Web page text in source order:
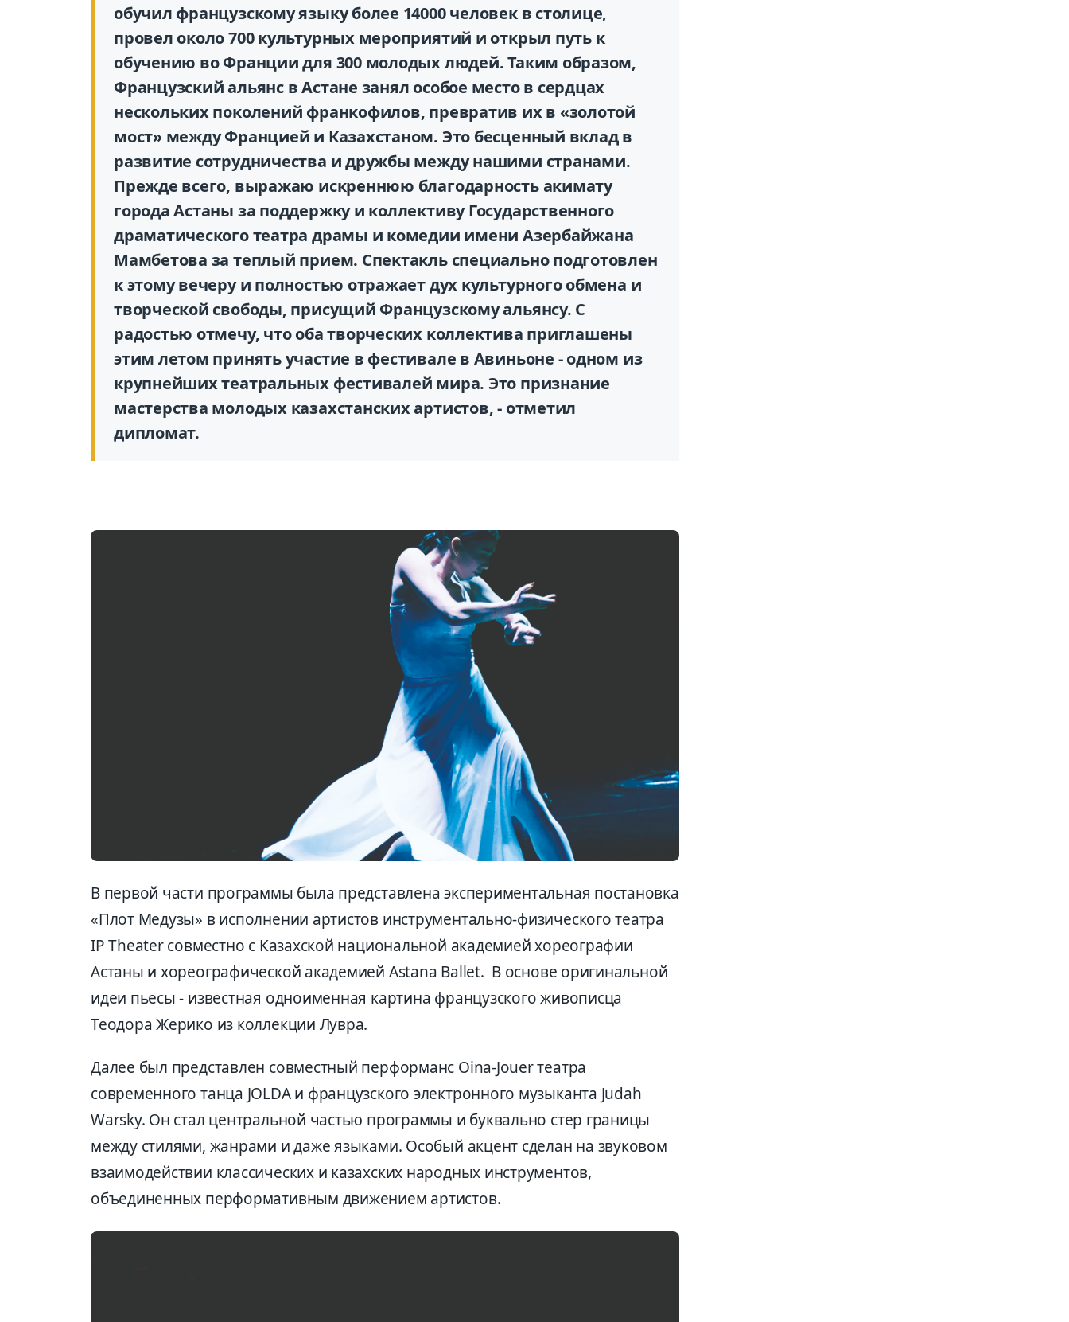
обучил французскому языку более 14000 человек в столице,
провел около 700 культурных мероприятий и открыл путь к
обучению во Франции для 300 молодых людей. Таким образом,
Французский альянс в Астане занял особое место в сердцах
нескольких поколений франкофилов, превратив их в «золотой
мост» между Францией и Казахстаном. Это бесценный вклад в
развитие сотрудничества и дружбы между нашими странами.
Прежде всего, выражаю искреннюю благодарность акимату
города Астаны за поддержку и коллективу Государственного
драматического театра драмы и комедии имени Азербайжана
Мамбетова за теплый прием. Спектакль специально подготовлен
к этому вечеру и полностью отражает дух культурного обмена и
творческой свободы, присущий Французскому альянсу. С
радостью отмечу, что оба творческих коллектива приглашены
этим летом принять участие в фестивале в Авиньоне - одном из
крупнейших театральных фестивалей мира. Это признание
мастерства молодых казахстанских артистов, - отметил
дипломат.
В первой части программы была представлена экспериментальная постановка
«Плот Медузы» в исполнении артистов инструментально-физического театра
IP Theater совместно с Казахской национальной академией хореографии
Астаны и хореографической академией Astana Ballet. В основе оригинальной
идеи пьесы - известная одноименная картина французского живописца
Теодора Жерико из коллекции Лувра.
Далее был представлен совместный перформанс Oina-Jouer театра
современного танца JOLDA и французского электронного музыканта Judah
Warsky. Он стал центральной частью программы и буквально стер границы
между стилями, жанрами и даже языками. Особый акцент сделан на звуковом
взаимодействии классических и казахских народных инструментов,
объединенных перформативным движением артистов.